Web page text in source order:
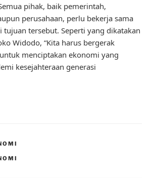
pihak, baik pemerintah,
perusahaan, perlu bekerja sama
tujuan tersebut. Seperti yang dikatakan
Widodo, “Kita harus bergerak
menciptakan ekonomi yang
kesejahteraan generasi